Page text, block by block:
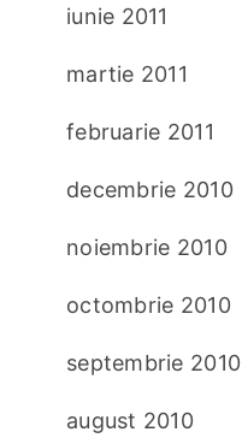
iunie 2011
martie 2011
februarie 2011
decembrie 2010
noiembrie 2010
octombrie 2010
septembrie 2010
august 2010